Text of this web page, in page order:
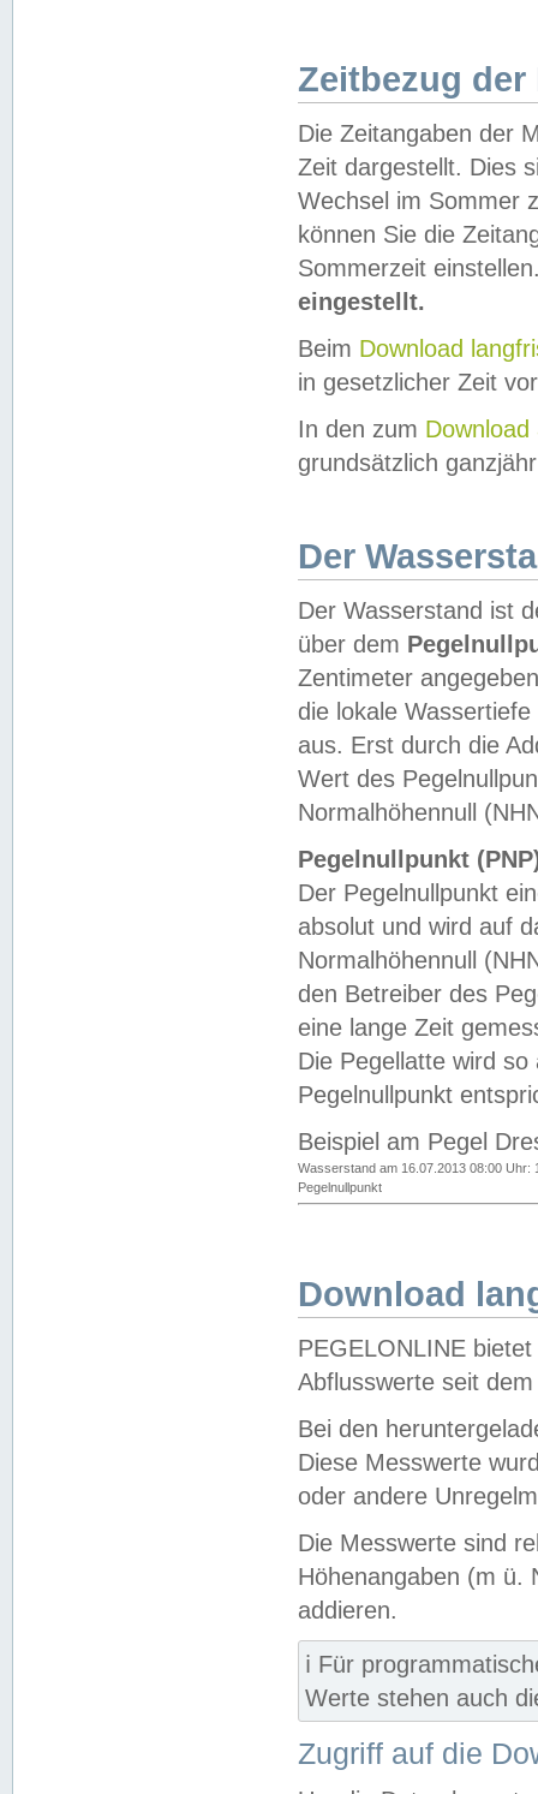
Zeitbezug der
Die Zeitangaben der
Zeit dargestellt. Dies
Wechsel im Sommer
können Sie die
Sommerzeit
eingestellt.
Beim Download
in gesetzlicher Zeit
In den zum Download
grundsätzlich
Der
Der Wasserstand ist
über dem
Zentimeter
die lokale
aus. Erst durch die
Wert des
Normalhöhennull
Pegelnullpunkt
Der Pegelnullpunkt
absolut und wird auf
Normalhöhennull
den Betreiber des
eine lange Zeit
Die Pegellatte wird
Pegelnullpunkt
Beispiel am Pegel
Wasserstand am 16.07.2013 08:00 Uhr:
Pegelnullpunkt
Download
PEGELONLINE
Abflusswerte seit
Bei den
Diese Messwerte
oder andere
Die Messwerte sind
Höhenangaben (m ü.
addieren.
ℹ️ Für
Werte stehen auch
Zugriff auf die